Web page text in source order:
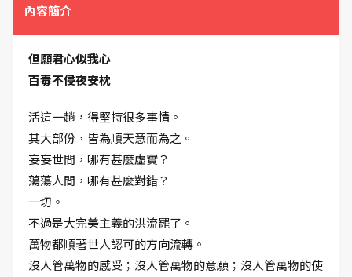
內容簡介
但願君心似我心
百毒不侵夜安枕
活這一趟，得堅持很多事情。
其大部份，皆為順天意而為之。
妄妄世間，哪有甚麼虛實？
蕩蕩人間，哪有甚麼對錯？
一切。
不過是大完美主義的洪流罷了。
萬物都順著世人認可的方向流轉。
沒人管萬物的感受；沒人管萬物的意願；沒人管萬物的使